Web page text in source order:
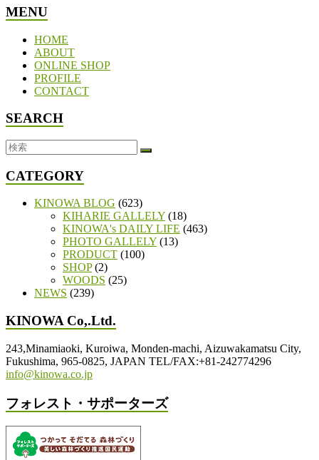
MENU
HOME
ABOUT
ONLINE SHOP
PROFILE
CONTACT
SEARCH
CATEGORY
KINOWA BLOG (623)
KIHARIE GALLELY (18)
KINOWA's DAILY LIFE (463)
PHOTO GALLELY (13)
PRODUCT (100)
SHOP(2)
WOODS (25)
NEWS (239)
KINOWA Co,.Ltd.
243,Minamiaoki, Kuroiwa, Monden-machi, Aizuwakamatsu City,
Fukushima, 965-0825, JAPAN TEL/FAX:+81-242774296
info@kinowa.co.jp
フォレスト・サポーターズ